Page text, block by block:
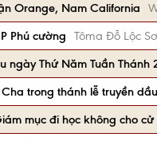
Orange, Nam California
Phú cường
Tôma Đỗ Lộc
ngày Thứ Năm Tuần Thánh
trong thánh lễ truyền
mục đi học không cho